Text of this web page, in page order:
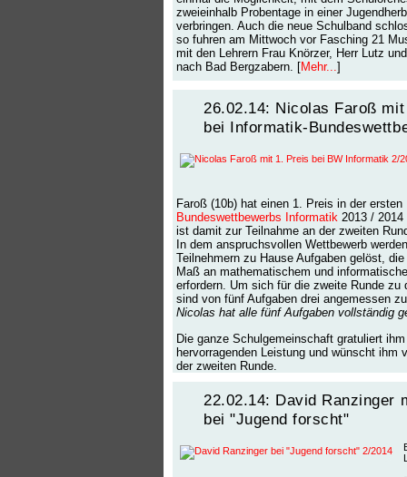
zweieinhalb Probentage in einer
verbringen. Auch die neue Schulband
so fuhren am Mittwoch vor Fasching 21
mit den Lehrern Frau Knörzer, Herr Lutz
nach Bad Bergzabern. [Mehr...]
26.02.14: Nicolas Faroß
bei Informatik-
Faroß (10b) hat einen 1. Preis in der ersten
Bundeswettbewerbs Informatik 2013 / 2014
ist damit zur Teilnahme an der zweiten
In dem anspruchsvollen Wettbewerb
Teilnehmern zu Hause Aufgaben gelöst,
Maß an mathematischem und
erfordern. Um sich für die zweite Runde zu
sind von fünf Aufgaben drei angemessen
Nicolas hat alle fünf Aufgaben vollständig
Die ganze Schulgemeinschaft gratuliert
hervorragenden Leistung und wünscht ihm
der zweiten Runde.
22.02.14: David Ranzinger
bei "Jugend forscht"